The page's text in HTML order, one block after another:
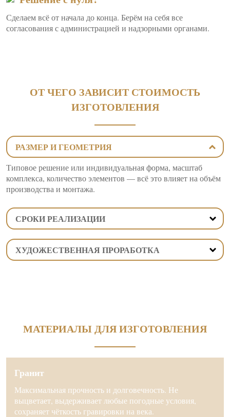
Сделаем всё от начала до конца. Берём на себя все
согласования с администрацией и надзорными органами.
ОТ ЧЕГО ЗАВИСИТ СТОИМОСТЬ
ИЗГОТОВЛЕНИЯ
РАЗМЕР И ГЕОМЕТРИЯ
Типовое решение или индивидуальная форма, масштаб
комплекса, количество элементов — всё это влияет на объём
производства и монтажа.
СРОКИ РЕАЛИЗАЦИИ
ХУДОЖЕСТВЕННАЯ ПРОРАБОТКА
МАТЕРИАЛЫ ДЛЯ ИЗГОТОВЛЕНИЯ
Гранит
Максимальная прочность и долговечность. Не
выцветает, выдерживает любые погодные условия,
сохраняет чёткость гравировки на века.